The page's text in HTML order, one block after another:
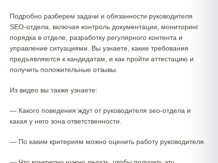
Подробно разберем задачи и обязанности руководителя
SEO-отдела, включая контроль документации, мониторинг
порядка в отделе, разработку регулярного контента и
управление ситуациями. Вы узнаете, какие требования
предъявляются к кандидатам, и как пройти аттестацию и
получить положительные отзывы.
Из видео вы также узнаете:
— Какого поведения ждут от руководителя seo-отдела и
какая у него зона ответственности.
— По каким критериям можно оценить работу руководителя.